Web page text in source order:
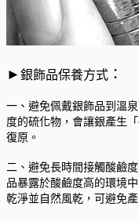
► 銀飾品保養方式 ：
一、避免佩戴銀飾品到溫
度的硫化物，會讓銀產生
復原。
二、避免長時間接觸酸鹼
品暴露於酸鹼度高的環境
乾淨並自然風乾，可避免產